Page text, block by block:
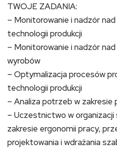
TWOJE ZADANIA:
– Monitorowanie i nadzór
technologii produkcji
– Monitorowanie i nadzór
wyrobów
– Optymalizacja procesów
technologii produkcji
– Analiza potrzeb w zakresie
– Uczestnictwo w
zakresie ergonomii pracy,
projektowania i wdrażania